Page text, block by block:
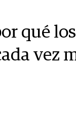
qué
vez